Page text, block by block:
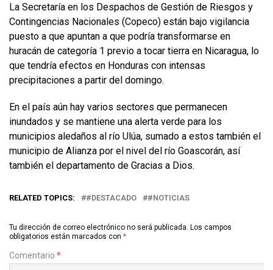
La Secretaría en los Despachos de Gestión de Riesgos y
Contingencias Nacionales (Copeco) están bajo vigilancia
puesto a que apuntan a que podría transformarse en
huracán de categoría 1 previo a tocar tierra en Nicaragua, lo
que tendría efectos en Honduras con intensas
precipitaciones a partir del domingo.
En el país aún hay varios sectores que permanecen
inundados y se mantiene una alerta verde para los
municipios aledaños al río Ulúa, sumado a estos también el
municipio de Alianza por el nivel del río Goascorán, así
también el departamento de Gracias a Dios.
RELATED TOPICS: #DESTACADO #NOTICIAS
Tu dirección de correo electrónico no será publicada. Los campos
obligatorios están marcados con *
Comentario *